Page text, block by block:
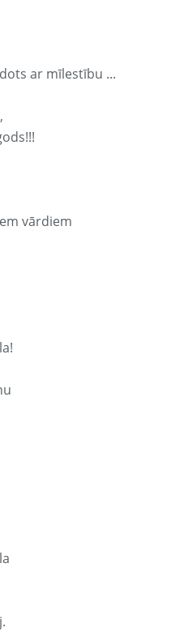
ar mīlestību ...
vārdiem